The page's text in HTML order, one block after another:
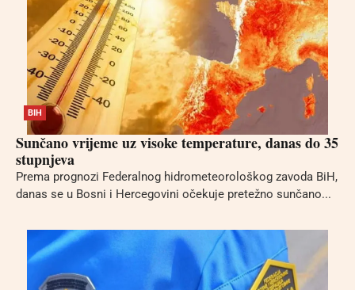
BIH
Sunčano vrijeme uz visoke temperature, danas do 35
stupnjeva
Prema prognozi Federalnog hidrometeorološkog zavoda BiH,
danas se u Bosni i Hercegovini očekuje pretežno sunčano...